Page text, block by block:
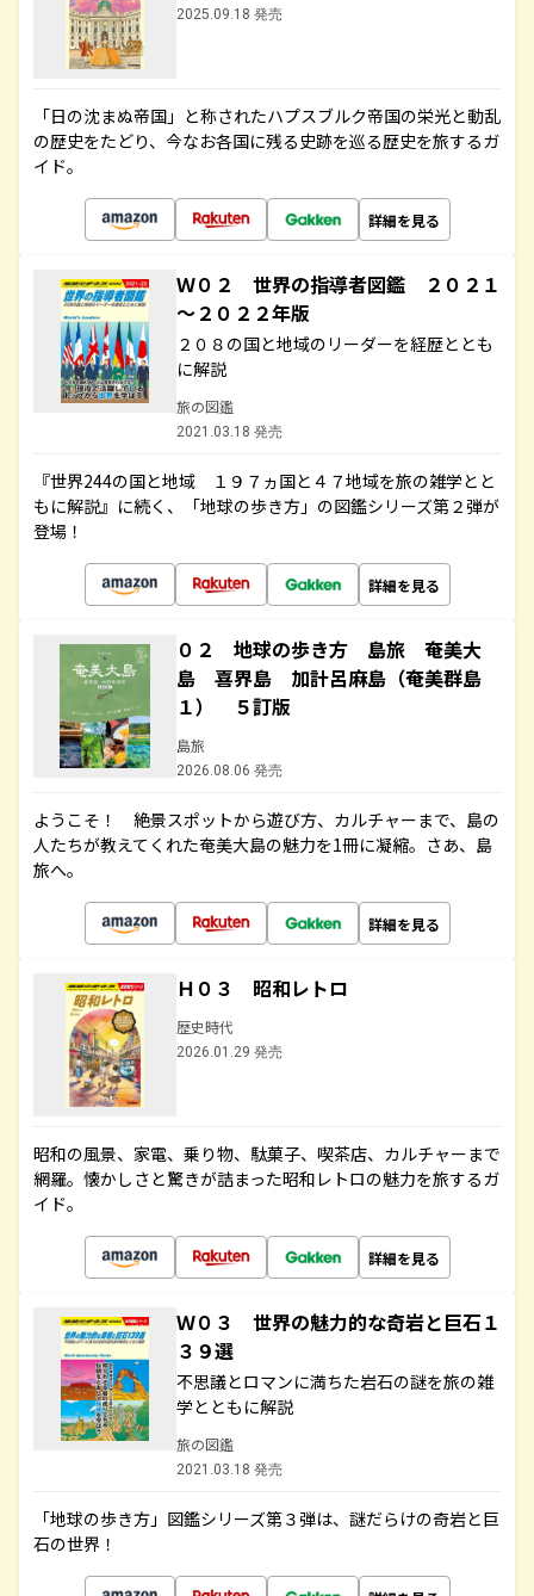
2025.09.18 発売
「日の沈まぬ帝国」と称されたハプスブルク帝国の栄光と動乱
の歴史をたどり、今なお各国に残る史跡を巡る歴史を旅するガ
イド。
詳細を見る
Ｗ０２ 世界の指導者図鑑 ２０２１
～２０２２年版
２０８の国と地域のリーダーを経歴ととも
に解説
旅の図鑑
2021.03.18 発売
『世界244の国と地域 １９７ヵ国と４７地域を旅の雑学とと
もに解説』に続く、「地球の歩き方」の図鑑シリーズ第２弾が
登場！
詳細を見る
０２ 地球の歩き方 島旅 奄美大
島 喜界島 加計呂麻島（奄美群島
１） ５訂版
島旅
2026.08.06 発売
ようこそ！ 絶景スポットから遊び方、カルチャーまで、島の
人たちが教えてくれた奄美大島の魅力を1冊に凝縮。さあ、島
旅へ。
詳細を見る
Ｈ０３ 昭和レトロ
歴史時代
2026.01.29 発売
昭和の風景、家電、乗り物、駄菓子、喫茶店、カルチャーまで
網羅。懐かしさと驚きが詰まった昭和レトロの魅力を旅するガ
イド。
詳細を見る
Ｗ０３ 世界の魅力的な奇岩と巨石１
３９選
不思議とロマンに満ちた岩石の謎を旅の雑
学とともに解説
旅の図鑑
2021.03.18 発売
「地球の歩き方」図鑑シリーズ第３弾は、謎だらけの奇岩と巨
石の世界！